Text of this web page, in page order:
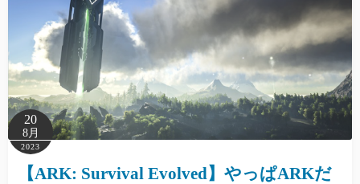
20
8月
2023
【ARK: Survival Evolved】やっぱARKだ